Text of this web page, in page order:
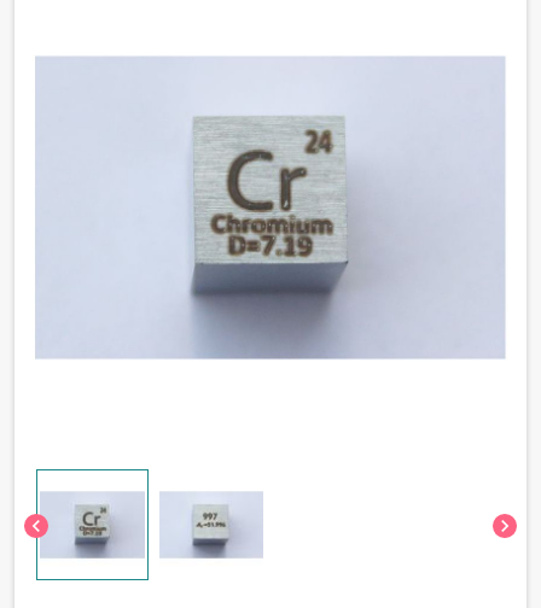
chevron_left chevron_right